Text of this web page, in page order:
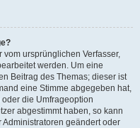
ursprünglichen Verfasser,
werden. Um eine
Beitrag des Themas; dieser ist
eine Stimme abgegeben hat,
die Umfrageoption
abgestimmt haben, so kann
geändert oder